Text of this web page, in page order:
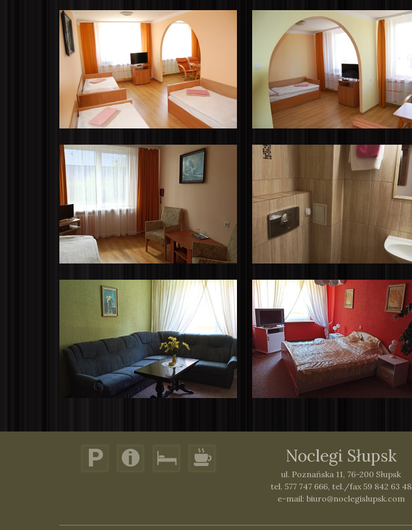
Noclegi Słupsk
ul. Poznańska 11, 76-200 Słupsk
tel. 577 747 666, tel./fax 59 842 63 48
e-mail: biuro@noclegislupsk.com